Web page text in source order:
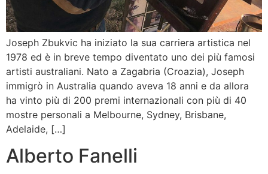
Joseph Zbukvic ha iniziato la sua carriera artistica nel
1978 ed è in breve tempo diventato uno dei più famosi
artisti australiani. Nato a Zagabria (Croazia), Joseph
immigrò in Australia quando aveva 18 anni e da allora
ha vinto più di 200 premi internazionali con più di 40
mostre personali a Melbourne, Sydney, Brisbane,
Adelaide, […]
Alberto Fanelli